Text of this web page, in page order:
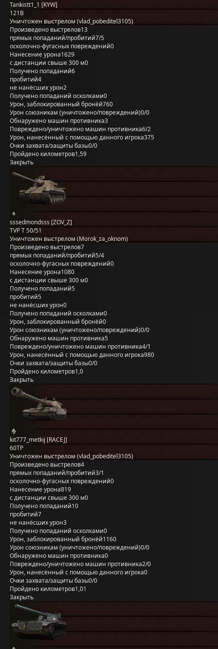
Tankistt1_1 [KYW]
121B
Уничтожен выстрелом (vlad_pobeditel3105)
Произведено выстрелов13
прямых попаданий/пробитий7/5
осколочно-фугасных повреждений0
Нанесение урона1629
с дистанции свыше 300 м0
Получено попаданий6
пробитий4
не нанёсших урон2
Получено попаданий осколками0
Урон, заблокированный бронёй760
Урон союзникам (уничтожено/повреждений)0/0
Обнаружено машин противника3
Повреждено/уничтожено машин противника6/2
Урон, нанесённый с помощью данного игрока375
Очки захвата/защиты базы0/0
Пройдено километров1,59
Закрыть
sssedmondsss [ZOV_Z]
TVP T 50/51
Уничтожен выстрелом (Morok_za_oknom)
Произведено выстрелов7
прямых попаданий/пробитий5/4
осколочно-фугасных повреждений0
Нанесение урона1080
с дистанции свыше 300 м0
Получено попаданий5
пробитий5
не нанёсших урон0
Получено попаданий осколками0
Урон, заблокированный бронёй0
Урон союзникам (уничтожено/повреждений)0/0
Обнаружено машин противника5
Повреждено/уничтожено машин противника4/1
Урон, нанесённый с помощью данного игрока980
Очки захвата/защиты базы0/0
Пройдено километров1,0
Закрыть
kit777_metkij [RACEJ]
60TP
Уничтожен выстрелом (vlad_pobeditel3105)
Произведено выстрелов4
прямых попаданий/пробитий3/1
осколочно-фугасных повреждений0
Нанесение урона819
с дистанции свыше 300 м0
Получено попаданий10
пробитий7
не нанёсших урон3
Получено попаданий осколками0
Урон, заблокированный бронёй1160
Урон союзникам (уничтожено/повреждений)0/0
Обнаружено машин противника0
Повреждено/уничтожено машин противника2/0
Урон, нанесённый с помощью данного игрока0
Очки захвата/защиты базы0/0
Пройдено километров1,01
Закрыть